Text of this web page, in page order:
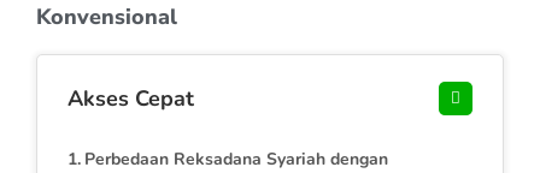
Konvensional
Akses Cepat
Perbedaan Reksadana Syariah dengan